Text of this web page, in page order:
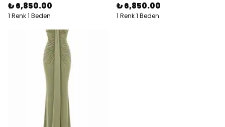
₺ 6,850.00
1 Renk 1 Beden
₺ 6,850.00
1 Renk 1 Beden